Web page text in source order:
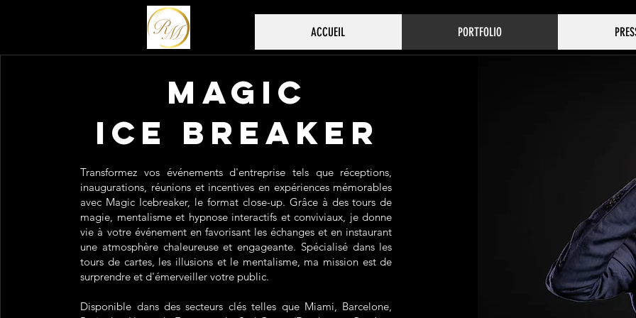
ACCUEIL PORTFOLIO
Magic
ice breaker
Transformez vos événements d'entreprise tels que réceptions,
inaugurations, réunions et incentives en expériences mémorables
avec Magic Icebreaker, le format close-up. Grâce à des tours de
magie, mentalisme et hypnose interactifs et conviviaux, je donne
vie à votre événement en favorisant les échanges et en instaurant
une atmosphère chaleureuse et engageante. Spécialisé dans les
tours de cartes, les illusions et le mentalisme, ma mission est de
surprendre et d'émerveiller votre public.
Disponible dans des secteurs clés telles que Miami, Barcelone,